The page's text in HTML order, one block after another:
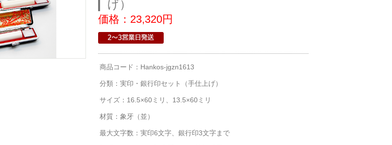
げ）
価格：23,320円
商品コード：Hankos-jgzn1613
分類： 実印・銀行印セット（手仕上げ）
サイズ：16.5×60ミリ、13.5×60ミリ
材質：象牙（並）
最大文字数：実印6文字、銀行印3文字まで